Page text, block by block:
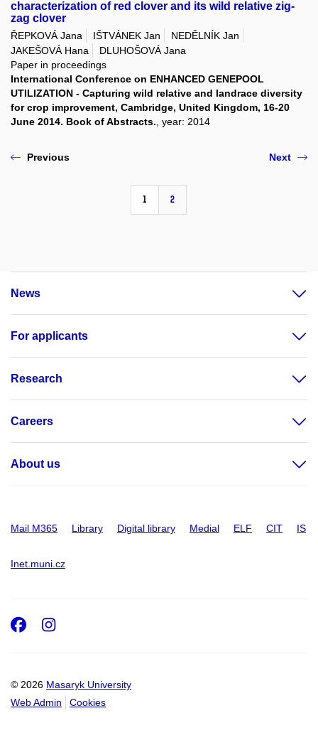
characterization of red clover and its wild relative zig-
zag clover
ŘEPKOVÁ Jana IŠTVÁNEK Jan
NEDĚLNÍK Jan
JAKEŠOVÁ Hana
DLUHOŠOVÁ Jana
Paper in proceedings
International Conference on ENHANCED GENEPOOL
UTILIZATION - Capturing wild relative and landrace diversity
for crop improvement, Cambridge, United Kingdom, 16-20
June 2014. Book of Abstracts., year: 2014
Previous
1 2
Next
News
For applicants
Research
Careers
About us
Mail M365 Library Digital library Medial ELF CIT IS
Inet.muni.cz
© 2026 Masaryk University
Web Admin
Cookies
Facebook
Instagram